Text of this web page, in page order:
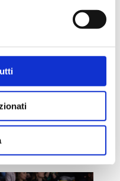
Cantù comunica di
Cagnardi, che
Meo Sacchetti nella
annata il 43enne di
serie A2,...